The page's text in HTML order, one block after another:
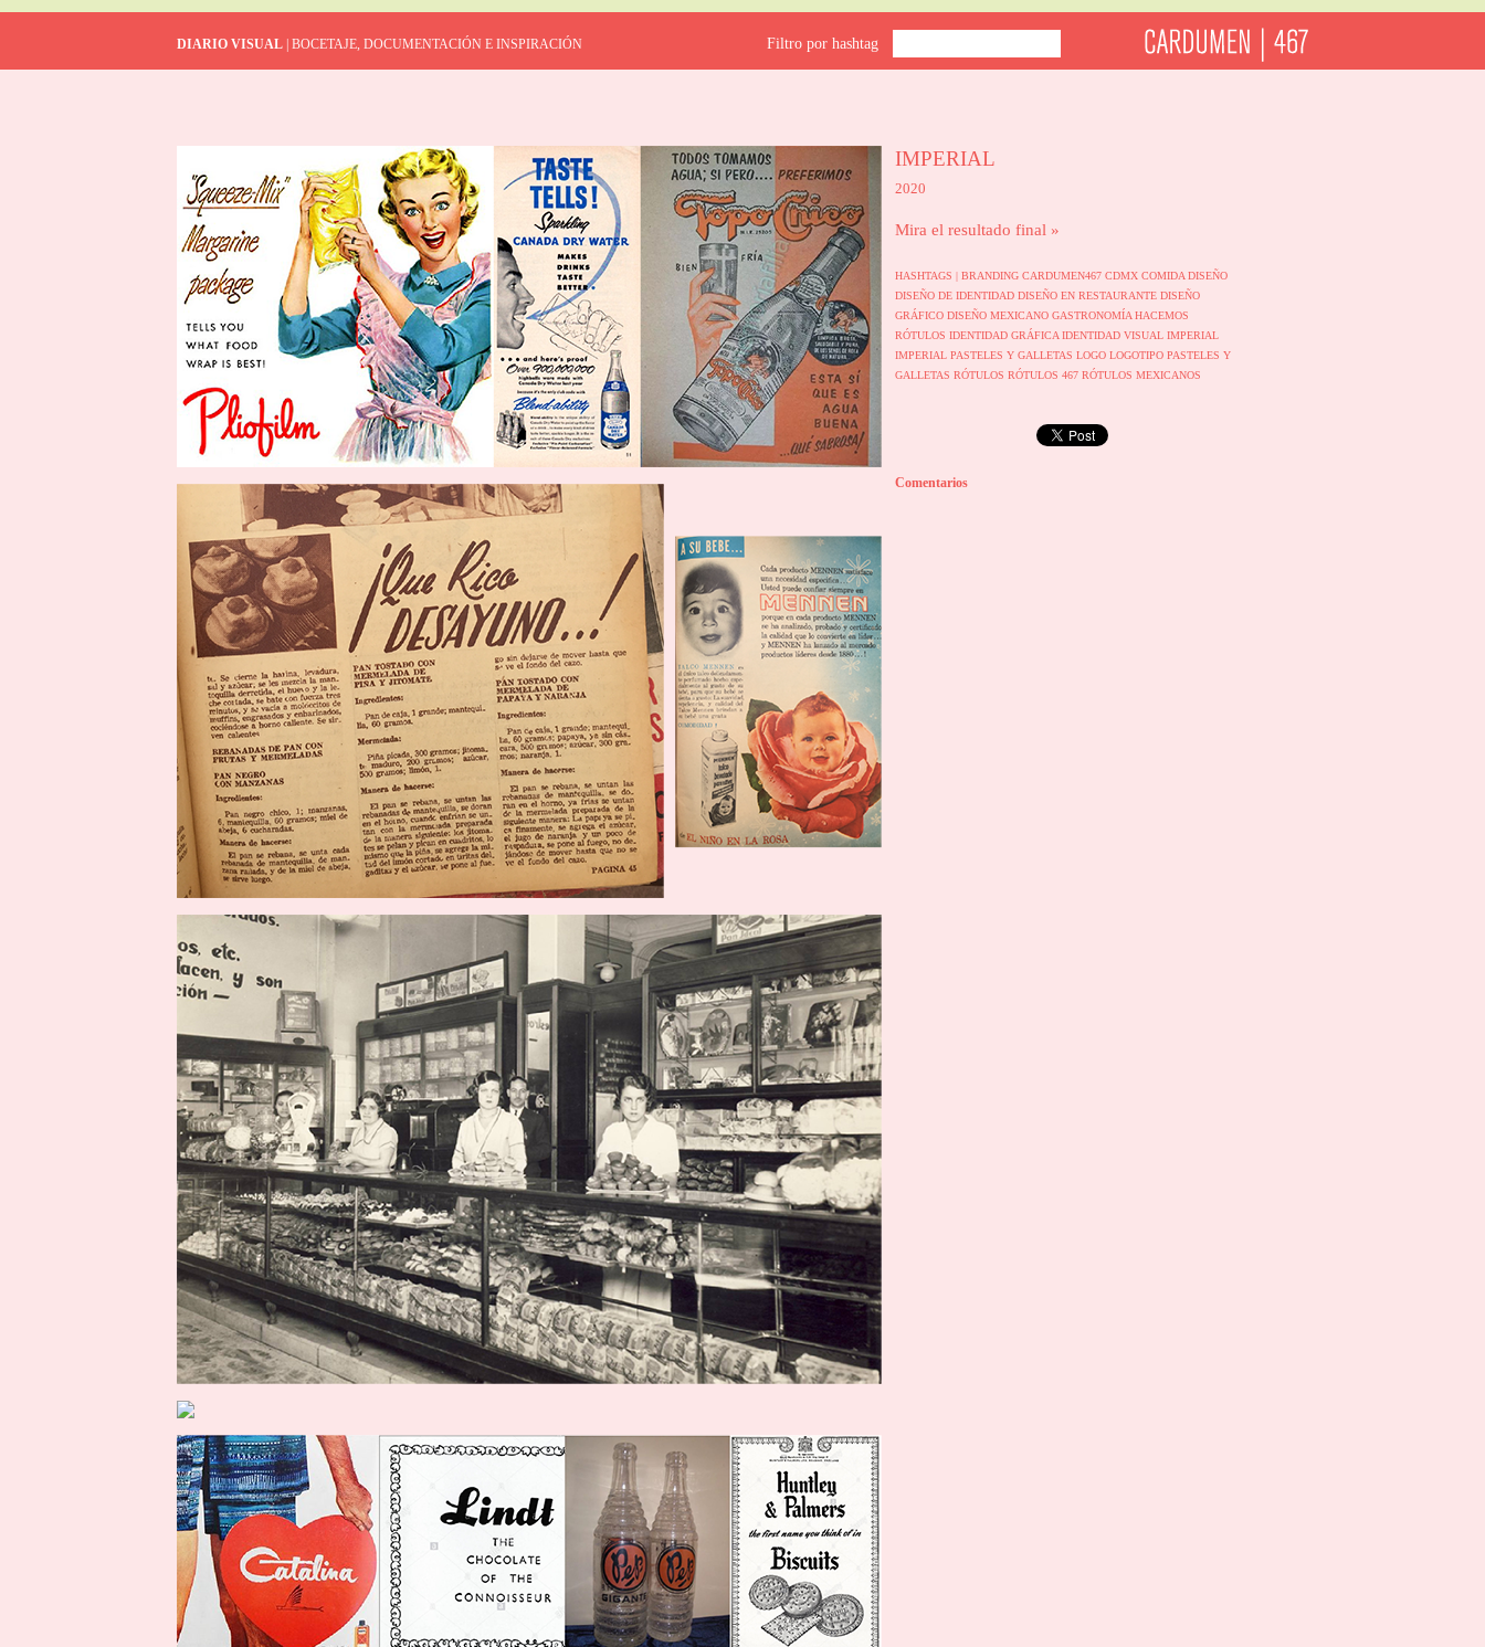
DIARIO VISUAL | BOCETAJE, DOCUMENTACIÓN E INSPIRACIÓN Filtro por hashtag
IMPERIAL
2020
Mira el resultado final »
HASHTAGS | BRANDING CARDUMEN467 CDMX COMIDA DISEÑO
DISEÑO DE IDENTIDAD DISEÑO EN RESTAURANTE DISEÑO
GRÁFICO DISEÑO MEXICANO GASTRONOMÍA HACEMOS
RÓTULOS IDENTIDAD GRÁFICA IDENTIDAD VISUAL IMPERIAL
IMPERIAL PASTELES Y GALLETAS LOGO LOGOTIPO PASTELES Y
GALLETAS RÓTULOS RÓTULOS 467 RÓTULOS MEXICANOS
Comentarios